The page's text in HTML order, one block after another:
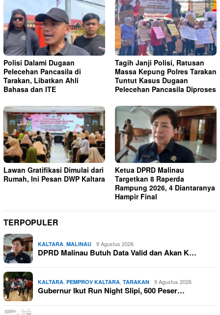
Polisi Dalami Dugaan
Pelecehan Pancasila di
Tarakan, Libatkan Ahli
Bahasa dan ITE
Tagih Janji Polisi, Ratusan
Massa Kepung Polres Tarakan
Tuntut Kasus Dugaan
Pelecehan Pancasila Diproses
Lawan Gratifikasi Dimulai dari
Rumah, Ini Pesan DWP Kaltara
Ketua DPRD Malinau
Targetkan 8 Raperda
Rampung 2026, 4 Diantaranya
Hampir Final
TERPOPULER
KALTARA, MALINAU 9 Agustus 2026
DPRD Malinau Butuh Data Valid dan Akan K…
KALTARA, PEMPROV KALTARA, TARAKAN 9 Agustus 2026
Gubernur Ikut Run Night Slipi, 600 Peser…